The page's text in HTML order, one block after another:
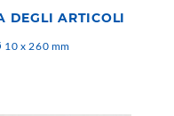
DEGLI ARTICOLI
10 x 260 mm